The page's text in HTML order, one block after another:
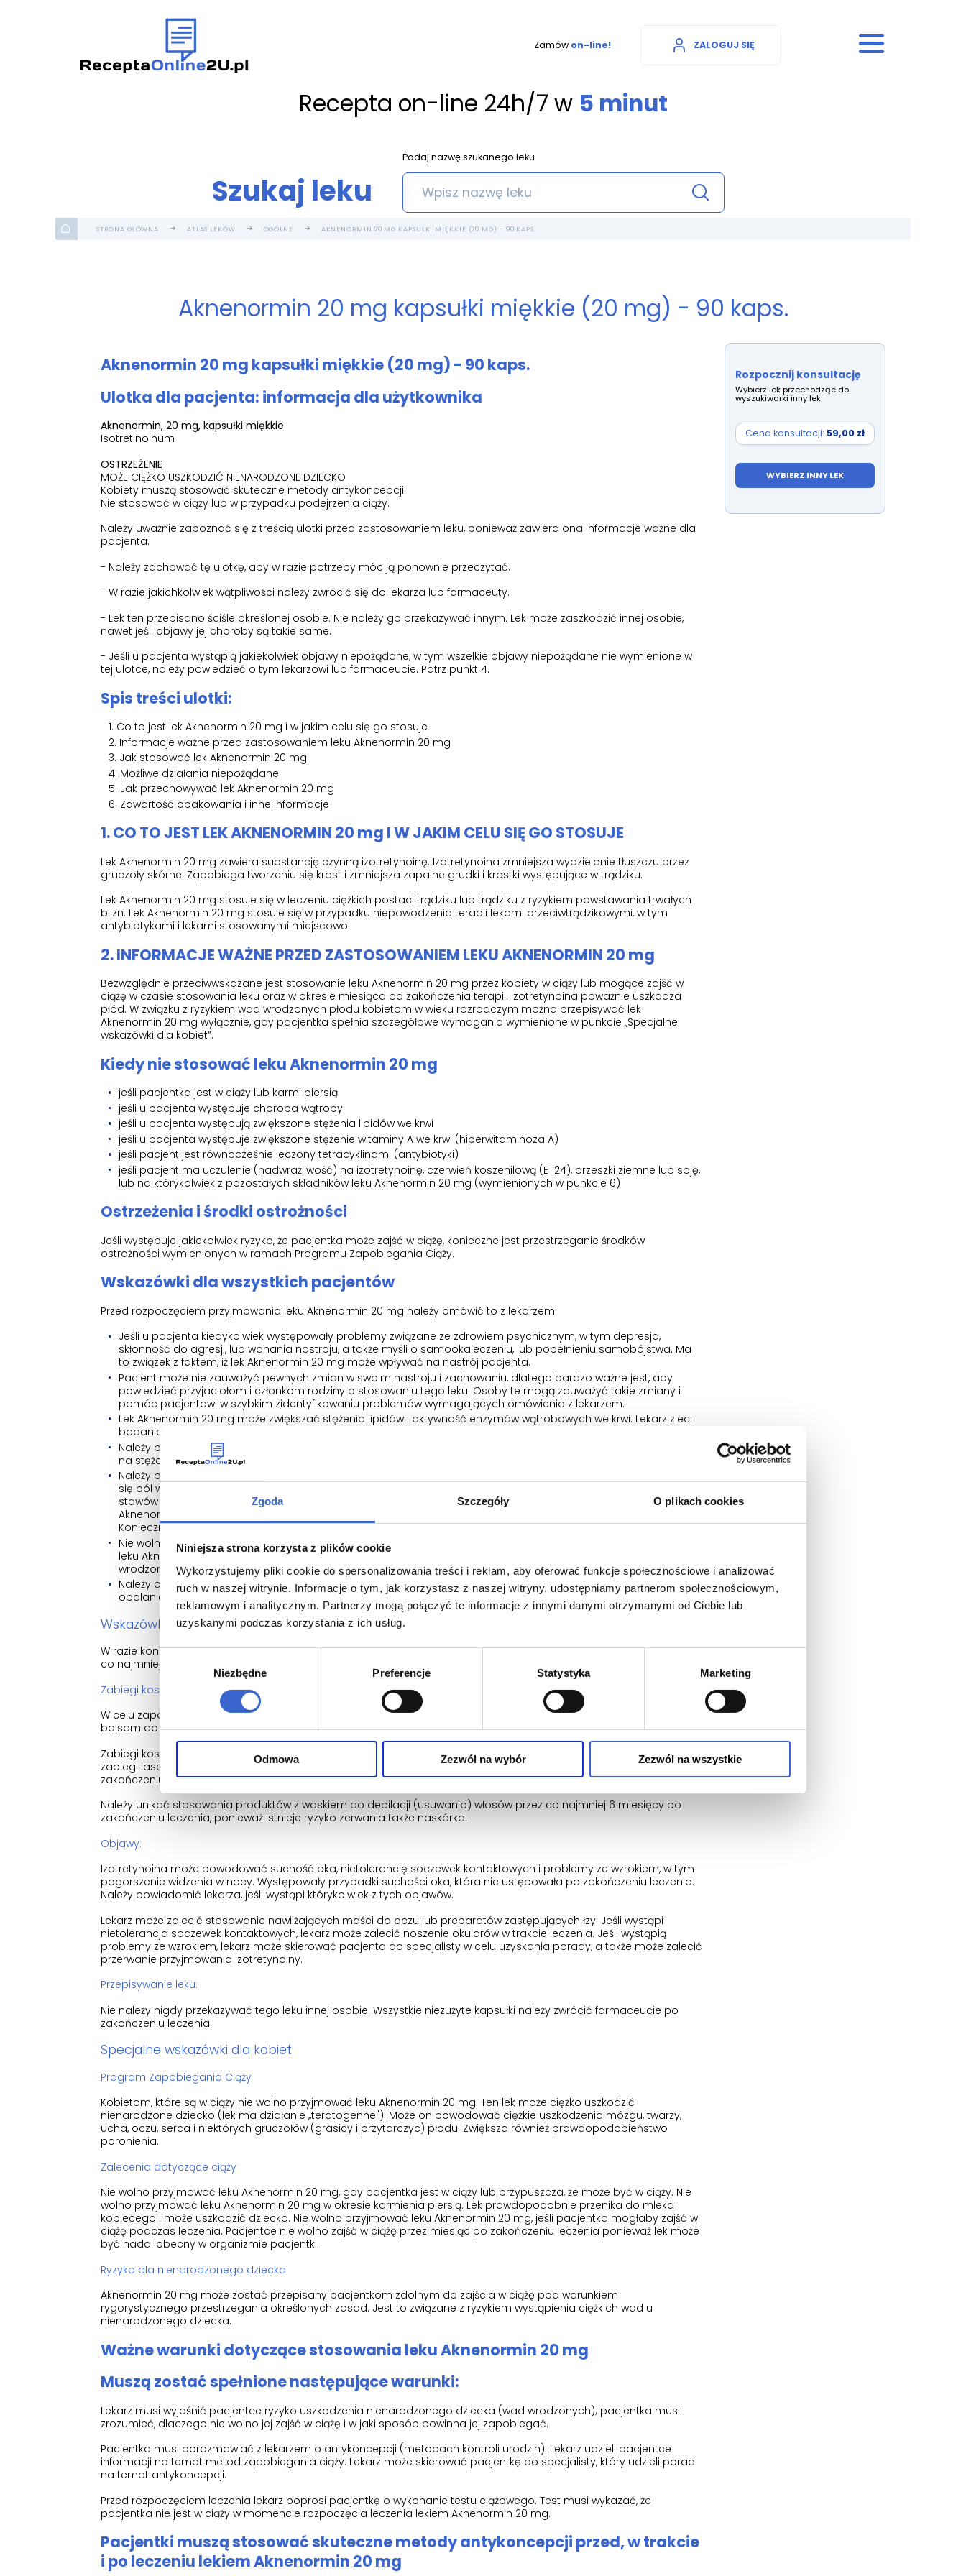
Zgoda Szczegóły O plikach cookies
Niniejsza strona korzysta z plików cookie
Wykorzystujemy pliki cookie do spersonalizowania treści i reklam, aby oferować funkcje społecznościowe i analizować
ruch w naszej witrynie. Informacje o tym, jak korzystasz z naszej witryny, udostępniamy partnerom społecznościowym,
reklamowym i analitycznym. Partnerzy mogą połączyć te informacje z innymi danymi otrzymanymi od Ciebie lub
uzyskanymi podczas korzystania z ich usług.
zgody
Niezbędne Preferencje Statystyka Marketing
Odmowa Zezwól na wybór Zezwól na wszystkie
Zamów on-line! ZALOGUJ SIĘ
Recepta on-line 24h/7 w 5 minut
Szukaj leku
Podaj nazwę szukanego leku
STRONA GŁÓWNA ATLAS LEKÓW OGÓLNE AKNENORMIN 20 MG KAPSUŁKI MIĘKKIE (20 MG) - 90 KAPS.
Aknenormin 20 mg kapsułki miękkie (20 mg) - 90 kaps.
Aknenormin 20 mg kapsułki miękkie (20 mg) - 90 kaps.
Ulotka dla pacjenta: informacja dla użytkownika
Aknenormin, 20 mg, kapsułki miękkie
Isotretinoinum
OSTRZEŻENIE
MOŻE CIĘŻKO USZKODZIĆ NIENARODZONE DZIECKO
Kobiety muszą stosować skuteczne metody antykoncepcji.
Nie stosować w ciąży lub w przypadku podejrzenia ciąży.
Należy uważnie zapoznać się z treścią ulotki przed zastosowaniem leku, ponieważ zawiera ona informacje ważne dla
pacjenta.
- Należy zachować tę ulotkę, aby w razie potrzeby móc ją ponownie przeczytać.
- W razie jakichkolwiek wątpliwości należy zwrócić się do lekarza lub farmaceuty.
- Lek ten przepisano ściśle określonej osobie. Nie należy go przekazywać innym. Lek może zaszkodzić innej osobie,
nawet jeśli objawy jej choroby są takie same.
- Jeśli u pacjenta wystąpią jakiekolwiek objawy niepożądane, w tym wszelkie objawy niepożądane nie wymienione w
tej ulotce, należy powiedzieć o tym lekarzowi lub farmaceucie. Patrz punkt 4.
Spis treści ulotki:
Co to jest lek Aknenormin 20 mg i w jakim celu się go stosuje
Informacje ważne przed zastosowaniem leku Aknenormin 20 mg
Jak stosować lek Aknenormin 20 mg
Możliwe działania niepożądane
Jak przechowywać lek Aknenormin 20 mg
Zawartość opakowania i inne informacje
1. CO TO JEST LEK AKNENORMIN 20 mg I W JAKIM CELU SIĘ GO STOSUJE
Lek Aknenormin 20 mg zawiera substancję czynną izotretynoinę. Izotretynoina zmniejsza wydzielanie tłuszczu przez
gruczoły skórne. Zapobiega tworzeniu się krost i zmniejsza zapalne grudki i krostki występujące w trądziku.
Lek Aknenormin 20 mg stosuje się w leczeniu ciężkich postaci trądziku lub trądziku z ryzykiem powstawania trwałych
blizn. Lek Aknenormin 20 mg stosuje się w przypadku niepowodzenia terapii lekami przeciwtrądzikowymi, w tym
antybiotykami i lekami stosowanymi miejscowo.
2. INFORMACJE WAŻNE PRZED ZASTOSOWANIEM LEKU AKNENORMIN 20 mg
Bezwzględnie przeciwwskazane jest stosowanie leku Aknenormin 20 mg przez kobiety w ciąży lub mogące zajść w
ciążę w czasie stosowania leku oraz w okresie miesiąca od zakończenia terapii. Izotretynoina poważnie uszkadza
płód. W związku z ryzykiem wad wrodzonych płodu kobietom w wieku rozrodczym można przepisywać lek
Aknenormin 20 mg wyłącznie, gdy pacjentka spełnia szczegółowe wymagania wymienione w punkcie „Specjalne
wskazówki dla kobiet”.
Kiedy nie stosować leku Aknenormin 20 mg
jeśli pacjentka jest w ciąży lub karmi piersią
jeśli u pacjenta występuje choroba wątroby
jeśli u pacjenta występują zwiększone stężenia lipidów we krwi
jeśli u pacjenta występuje zwiększone stężenie witaminy A we krwi (hiperwitaminoza A)
jeśli pacjent jest równocześnie leczony tetracyklinami (antybiotyki)
jeśli pacjent ma uczulenie (nadwrażliwość) na izotretynoinę, czerwień koszenilową (E 124), orzeszki ziemne lub soję,
lub na którykolwiek z pozostałych składników leku Aknenormin 20 mg (wymienionych w punkcie 6)
Ostrzeżenia i środki ostrożności
Jeśli występuje jakiekolwiek ryzyko, że pacjentka może zajść w ciążę, konieczne jest przestrzeganie środków
ostrożności wymienionych w ramach Programu Zapobiegania Ciąży.
Wskazówki dla wszystkich pacjentów
Przed rozpoczęciem przyjmowania leku Aknenormin 20 mg należy omówić to z lekarzem:
Jeśli u pacjenta kiedykolwiek występowały problemy związane ze zdrowiem psychicznym, w tym depresja,
skłonność do agresji, lub wahania nastroju, a także myśli o samookaleczeniu, lub popełnieniu samobójstwa. Ma
to związek z faktem, iż lek Aknenormin 20 mg może wpływać na nastrój pacjenta.
Pacjent może nie zauważyć pewnych zmian w swoim nastroju i zachowaniu, dlatego bardzo ważne jest, aby
powiedzieć przyjaciołom i członkom rodziny o stosowaniu tego leku. Osoby te mogą zauważyć takie zmiany i
pomóc pacjentowi w szybkim zidentyfikowaniu problemów wymagających omówienia z lekarzem.
Lek Aknenormin 20 mg może zwiększać stężenia lipidów i aktywność enzymów wątrobowych we krwi. Lekarz zleci
badanie krwi pacjenta przed, w trakcie i po zakończeniu leczenia w celu sprawdzenia ich poziomów.
Należy powiedzieć lekarzowi, jeśli pacjent cierpi na cukrzycę, alkoholizm, nadwagę lub inne zaburzenia wpływające
na stężenia lipidów we krwi. Może być konieczne częstsze monitorowanie stężeń lipidów i cukru we krwi.
Należy porozmawiać z lekarzem, jeśli podczas leczenia lekiem Aknenormin 20 mg u pacjenta wystąpi utrzymujący
się ból w dolnej części pleców lub w obrębie pośladków. Objawy te mogą świadczyć o występowaniu zapalenia
stawów krzyżowo-biodrowych, rodzaju bólu pleców o podłożu zapalnym. Lekarz może przerwać leczenie lekiem
Aknenormin 20 mg i skierować pacjenta do specjalisty w celu leczenia bólu pleców o podłożu zapalnym.
Konieczna może być dalsza ocena, w tym badania obrazowe, takie jak rezonans magnetyczny.
Nie wolno być dawcą krwi podczas przyjmowania tego leku, ani w ciągu miesiąca po zaprzestaniu przyjmowania
leku Aknenormin 20 mg. Jeśli krew pacjenta otrzyma kobieta w ciąży, może ona urodzić dziecko z wadami
wrodzonymi.
Należy chronić skórę przed intensywnym światłem słonecznym lub promieniowaniem ultrafioletowym (lampy do
opalania lub łóżka do opalania).
Wskazówki dotyczące leczenia:
W razie konieczności należy stosować środki zawierające filtry UV o wartości współczynnika ochrony przed światłem
co najmniej 15.
Zabiegi kosmetyczne:
W celu zapobiegania wysychaniu i bolesności ust i skóry należy od początku leczenia stosować krem nawilżający i
balsam do ust.
Zabiegi kosmetyczne takie jak chemiczne złuszczanie skóry lub dermabrazja (usuwanie wierzchnich warstw skóry),
zabiegi laserowe i przekłuwanie skóry nie powinny być wykonywane w okresie leczenia oraz do 5-6 miesięcy po jego
zakończeniu.
Należy unikać stosowania produktów z woskiem do depilacji (usuwania) włosów przez co najmniej 6 miesięcy po
zakończeniu leczenia, ponieważ istnieje ryzyko zerwania także naskórka.
Objawy:
Izotretynoina może powodować suchość oka, nietolerancję soczewek kontaktowych i problemy ze wzrokiem, w tym
pogorszenie widzenia w nocy. Występowały przypadki suchości oka, która nie ustępowała po zakończeniu leczenia.
Należy powiadomić lekarza, jeśli wystąpi którykolwiek z tych objawów.
Lekarz może zalecić stosowanie nawilżających maści do oczu lub preparatów zastępujących łzy. Jeśli wystąpi
nietolerancja soczewek kontaktowych, lekarz może zalecić noszenie okularów w trakcie leczenia. Jeśli wystąpią
problemy ze wzrokiem, lekarz może skierować pacjenta do specjalisty w celu uzyskania porady, a także może zalecić
przerwanie przyjmowania izotretynoiny.
Przepisywanie leku:
Nie należy nigdy przekazywać tego leku innej osobie. Wszystkie niezużyte kapsułki należy zwrócić farmaceucie po
zakończeniu leczenia.
Specjalne wskazówki dla kobiet
Program Zapobiegania Ciąży
Kobietom, które są w ciąży nie wolno przyjmować leku Aknenormin 20 mg. Ten lek może ciężko uszkodzić
nienarodzone dziecko (lek ma działanie ,,teratogenne"). Może on powodować ciężkie uszkodzenia mózgu, twarzy,
ucha, oczu, serca i niektórych gruczołów (grasicy i przytarczyc) płodu. Zwiększa również prawdopodobieństwo
poronienia.
Zalecenia dotyczące ciąży
Nie wolno przyjmować leku Aknenormin 20 mg, gdy pacjentka jest w ciąży lub przypuszcza, że może być w ciąży. Nie
wolno przyjmować leku Aknenormin 20 mg w okresie karmienia piersią. Lek prawdopodobnie przenika do mleka
kobiecego i może uszkodzić dziecko. Nie wolno przyjmować leku Aknenormin 20 mg, jeśli pacjentka mogłaby zajść w
ciążę podczas leczenia. Pacjentce nie wolno zajść w ciążę przez miesiąc po zakończeniu leczenia ponieważ lek może
być nadal obecny w organizmie pacjentki.
Ryzyko dla nienarodzonego dziecka
Aknenormin 20 mg może zostać przepisany pacjentkom zdolnym do zajścia w ciążę pod warunkiem
rygorystycznego przestrzegania określonych zasad. Jest to związane z ryzykiem wystąpienia ciężkich wad u
nienarodzonego dziecka.
Ważne warunki dotyczące stosowania leku Aknenormin 20 mg
Muszą zostać spełnione następujące warunki:
Lekarz musi wyjaśnić pacjentce ryzyko uszkodzenia nienarodzonego dziecka (wad wrodzonych); pacjentka musi
zrozumieć, dlaczego nie wolno jej zajść w ciążę i w jaki sposób powinna jej zapobiegać.
Pacjentka musi porozmawiać z lekarzem o antykoncepcji (metodach kontroli urodzin). Lekarz udzieli pacjentce
informacji na temat metod zapobiegania ciąży. Lekarz może skierować pacjentkę do specjalisty, który udzieli porad
na temat antykoncepcji.
Przed rozpoczęciem leczenia lekarz poprosi pacjentkę o wykonanie testu ciążowego. Test musi wykazać, że
pacjentka nie jest w ciąży w momencie rozpoczęcia leczenia lekiem Aknenormin 20 mg.
Pacjentki muszą stosować skuteczne metody antykoncepcji przed, w trakcie
i po leczeniu lekiem Aknenormin 20 mg
Rozpocznij konsultację
Wybierz lek przechodząc do
wyszukiwarki inny lek
Cena konsultacji: 59,00 zł
WYBIERZ INNY LEK